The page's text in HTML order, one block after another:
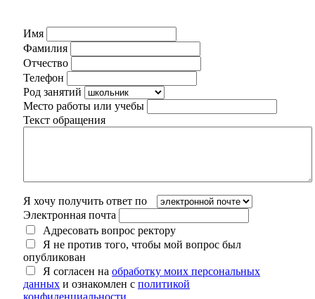
Имя
Фамилия
Отчество
Телефон
Род занятий
Место работы или учебы
Текст обращения
Я хочу получить ответ по
Электронная почта
Адресовать вопрос ректору
Я не против того, чтобы мой вопрос был
опубликован
Я согласен на обработку моих персональных
данных и ознакомлен с политикой